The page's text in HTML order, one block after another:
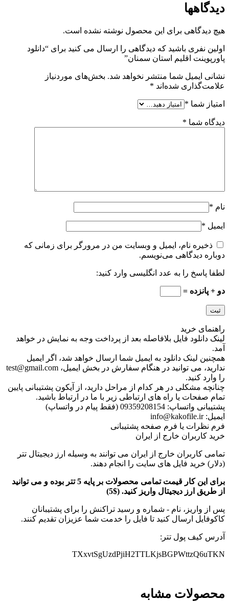
دیدگاهها
هیچ دیدگاهی برای این محصول نوشته نشده است.
اولین نفری باشید که دیدگاهی را ارسال می کنید برای “دانلود
پاورپوینت اقلیم استان سمنان”
نشانی ایمیل شما منتشر نخواهد شد. بخش‌های موردنیاز
علامت‌گذاری شده‌اند *
امتیاز شما *
دیدگاه شما *
نام *
ایمیل *
ذخیره نام، ایمیل و وبسایت من در مرورگر برای زمانی که
دوباره دیدگاهی می‌نویسم.
لطفا پاسخ را به عدد انگلیسی وارد کنید:
دو + پانزده =
راهنمای خرید
لینک دانلود فایل بلافاصله بعد از پرداخت وجه به نمایش در خواهد
آمد.
همچنین لینک دانلود به ایمیل شما ارسال خواهد شد، اگر ایمیل
ندارید، می توانید در هنگام سفارش در بخش ایمیل، test@gmail.com
را وارد کنید.
چنانچه مشکلی در هر کدام از مراحل دارید، از آیکون پشتیبانی پایین
تمام صفحات یا راه های ارتباطی زیر با ما در ارتباط باشید.
پشتیبانی واتساپ: 09359208154 (فقط پیام در واتساپ)
ایمیل: info@kakofile.ir
فرم نظرات یا فرم صفحه پشتیبانی
خرید کاربران خارج از ایران
تمامی کاربران خارج از ایران می توانند به وسیله ارز دیجیتال تتر
(دلار) خرید فایل های سایت را انجام دهند.
برای این کار قیمت تمامی محصولات بر پایه 5 تتر بوده و می توانید
از طریق ارز دیجیتال واریز کنید. ($5)
پس از واریز، نام - شماره و رسید تراکنش را برای پشتیبانان
کاکوفایل ارسال کنید تا فایل را خدمت شما عزیزان تقدیم کنند.
آدرس کیف پول تتر:
TXxvtSgUzdPjiH2TTLKjsBGPWttzQ6uTKN
محصولات مشابه